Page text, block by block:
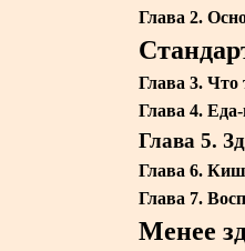
Глава 2.
Глава 3. Что
Глава 4.
Глава 5.
Глава 6.
Глава 7.
Менее